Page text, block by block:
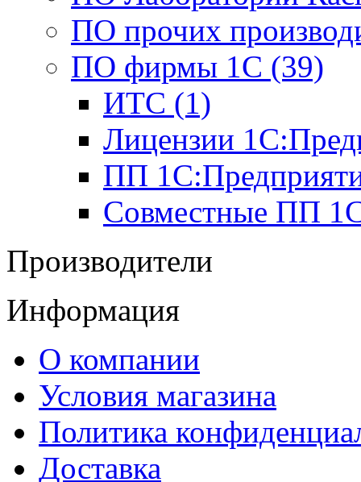
ПО прочих
ПО фирмы 1С (39)
ИТС (1)
Лицензии
ПП
Совместные ПП
Производители
Информация
О компании
Условия магазина
Политика
Доставка